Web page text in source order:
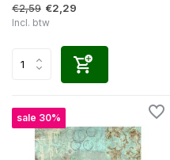
€2,59 €2,29
Incl. btw
sale 30%